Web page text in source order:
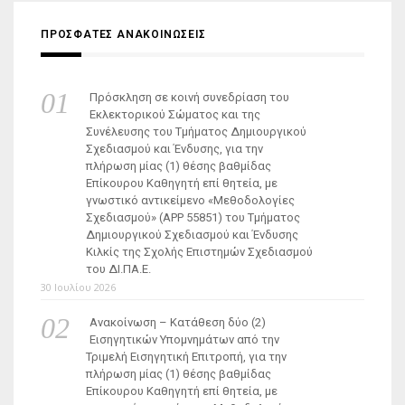
ΠΡΟΣΦΑΤΕΣ ΑΝΑΚΟΙΝΩΣΕΙΣ
Πρόσκληση σε κοινή συνεδρίαση του
Εκλεκτορικού Σώματος και της
Συνέλευσης του Τμήματος Δημιουργικού
Σχεδιασμού και Ένδυσης, για την
πλήρωση μίας (1) θέσης βαθμίδας
Επίκουρου Καθηγητή επί θητεία, με
γνωστικό αντικείμενο «Μεθοδολογίες
Σχεδιασμού» (ΑΡΡ 55851) του Τμήματος
Δημιουργικού Σχεδιασμού και Ένδυσης
Κιλκίς της Σχολής Επιστημών Σχεδιασμού
του ΔΙ.ΠΑ.Ε.
30 Ιουλίου 2026
Ανακοίνωση – Κατάθεση δύο (2)
Εισηγητικών Υπομνημάτων από την
Τριμελή Εισηγητική Επιτροπή, για την
πλήρωση μίας (1) θέσης βαθμίδας
Επίκουρου Καθηγητή επί θητεία, με